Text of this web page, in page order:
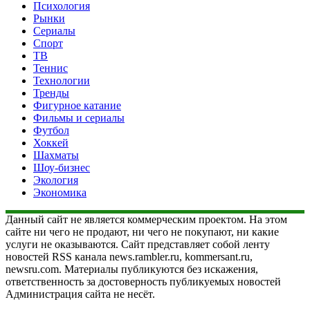
Психология
Рынки
Сериалы
Спорт
ТВ
Теннис
Технологии
Тренды
Фигурное катание
Фильмы и сериалы
Футбол
Хоккей
Шахматы
Шоу-бизнес
Экология
Экономика
Данный сайт не является коммерческим проектом. На этом
сайте ни чего не продают, ни чего не покупают, ни какие
услуги не оказываются. Сайт представляет собой ленту
новостей RSS канала news.rambler.ru, kommersant.ru,
newsru.com. Материалы публикуются без искажения,
ответственность за достоверность публикуемых новостей
Администрация сайта не несёт.